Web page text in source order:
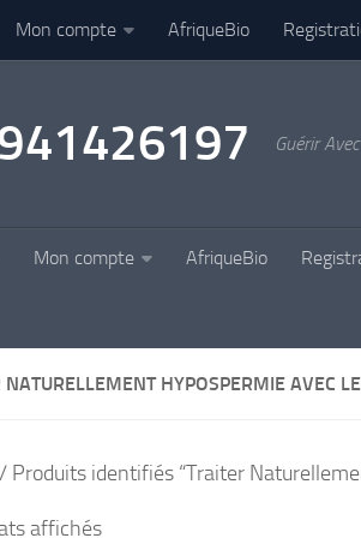
Mon compte AfriqueBio
Guérir
Mon compte AfriqueBio
NATURELLEMENT HYPOSPERMIE AVEC
/ Produits identifiés “Traiter
affichésTrié